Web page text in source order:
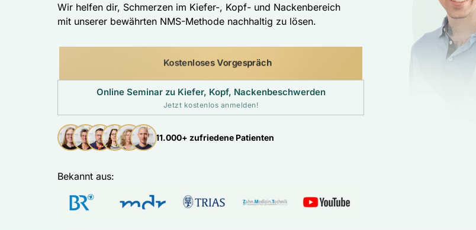
Wir helfen dir, Schmerzen im Kiefer-, Kopf- und Nackenbereich
mit unserer bewährten NMS-Methode nachhaltig zu lösen.
Kostenloses Vorgespräch
Online Seminar zu Kiefer, Kopf, Nackenbeschwerden
Jetzt kostenlos anmelden!
11.000+ zufriedene Patienten
Bekannt aus: